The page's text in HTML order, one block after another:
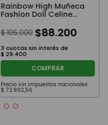
Rainbow High Muñeca
Fashion Doll Celine
$ 105.000 $88.200
3 cuotas sin interés de
$ 29.400
COMPRAR
Precio sin impuestos nacionales:
$ 72.892,56